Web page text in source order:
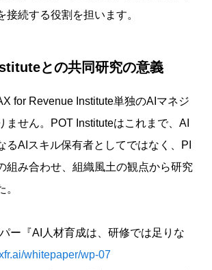
接続する役割を担います。
との共同研究の意義
for Revenue Institute単独のAIマネジ
ません。POT Instituteはこれまで、AI
るAIスキル保有者としてではなく、PI
組み合わせ、組織風土の観点から研究
ー『AI人材育成は、研修では足りな
whitepaper/wp-07